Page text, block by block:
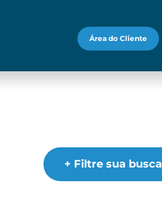
Área do Cliente
+ Filtre sua busca